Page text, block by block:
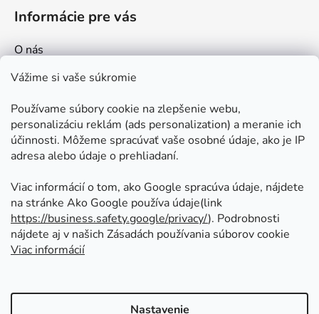
Vážime si vaše súkromie
Používame súbory cookie na zlepšenie webu,
personalizáciu reklám (ads personalization) a meranie ich
účinnosti. Môžeme spracúvať vaše osobné údaje, ako je IP
adresa alebo údaje o prehliadaní.
Viac informácií o tom, ako Google spracúva údaje, nájdete
na stránke Ako Google používa údaje(link
https://business.safety.google/privacy/⁩). Podrobnosti
nájdete aj v našich Zásadách používania súborov cookie
Viac informácií
Nastavenie
Informácie pre vás
O nás
Kontakt
Ako nakupovať
Obchodné podmienky
Ochrana osobných údajov
Odstúpenie od zmluvy
Prijímame online platby